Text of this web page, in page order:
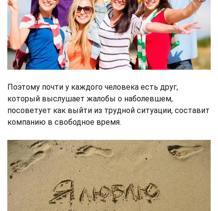
Поэтому почти у каждого человека есть друг,
который выслушает жалобы о наболевшем,
посоветует как выйти из трудной ситуации, составит
компанию в свободное время.